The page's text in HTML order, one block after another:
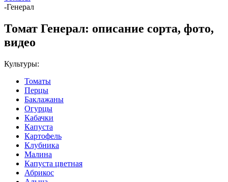
-Генерал
Томат Генерал: описание сорта, фото,
видео
Культуры:
Томаты
Перцы
Баклажаны
Огурцы
Кабачки
Капуста
Картофель
Клубника
Малина
Капуста цветная
Абрикос